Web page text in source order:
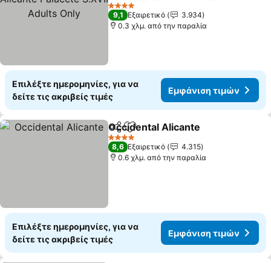
Only
4 Αστέρια
9,1 Εξαιρετικό
3.934
0.3 χλμ. από την παραλία
Επιλέξτε ημερομηνίες, για να
δείτε τις ακριβείς τιμές
Εμφάνιση τιμών
Κοινοποίηση
Προσθήκη στα αγαπημένα
Occidental Alicante
4 Αστέρια
8,6 Εξαιρετικό
4.315
0.6 χλμ. από την παραλία
Επιλέξτε ημερομηνίες, για να
δείτε τις ακριβείς τιμές
Εμφάνιση τιμών